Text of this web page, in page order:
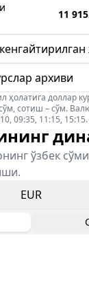
11
архиви
ҳолатига доллар
сотиш – сўм.
09:35, 11:15, 15:15.
ўзбек
EUR